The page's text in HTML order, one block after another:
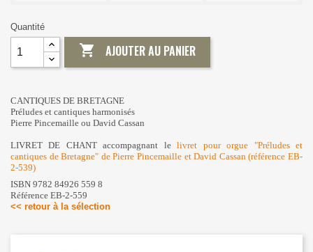
Quantité
 AJOUTER AU PANIER
CANTIQUES DE BRETAGNE
Préludes et cantiques harmonisés
Pierre Pincemaille ou David Cassan
LIVRET DE CHANT accompagnant lelivret pour orgue "Préludes et
cantiques de Bretagne" de Pierre Pincemaille et David Cassan (référence EB-
2-539)
ISBN 9782 84926 559 8
Référence EB-2-559
<< retour à la sélection